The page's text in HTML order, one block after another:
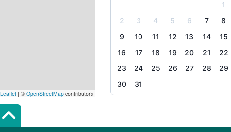
1
2
3 4 5 6 7
8
9
10 11 12 13 14
15
16
17 18 19 20 21
22
23
24 25 26 27 28
29
30
31
Leaflet | © OpenStreetMap contributors
Scroll top of the page